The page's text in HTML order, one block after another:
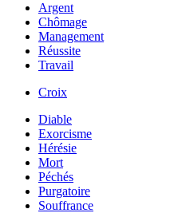
Argent
Chômage
Management
Réussite
Travail
Croix
Diable
Exorcisme
Hérésie
Mort
Péchés
Purgatoire
Souffrance